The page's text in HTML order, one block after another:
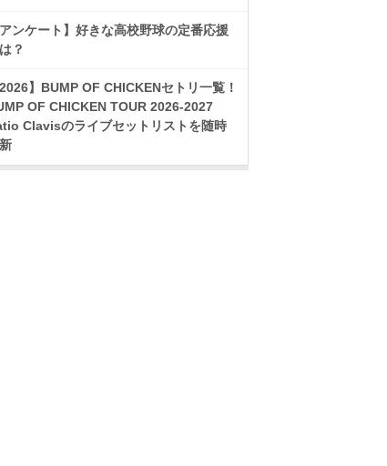
アンケート】好きな高校野球の定番応援
？
2026】BUMP OF CHICKENセトリ一覧！
OF CHICKEN TOUR 2026-2027
Clavisのライブセットリストを随時